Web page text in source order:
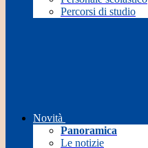
Percorsi di studio
Novità
Panoramica
Le notizie